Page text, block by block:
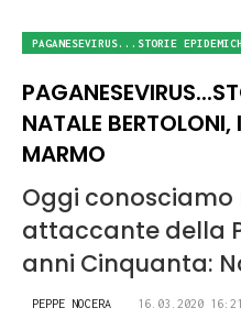
PAGANESEVIRUS...STORIE
NATALE
MARMO
Oggi conosciamo
attaccante della
anni Cinquanta:
PEPPE NOCERA 16.03.2020 16:21